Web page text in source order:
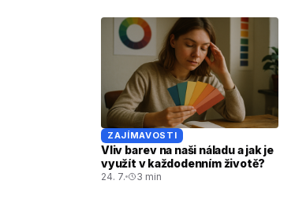
ZAJÍMAVOSTI
Vliv barev na naši náladu a jak je
využít v každodenním životě?
24. 7. 3 min